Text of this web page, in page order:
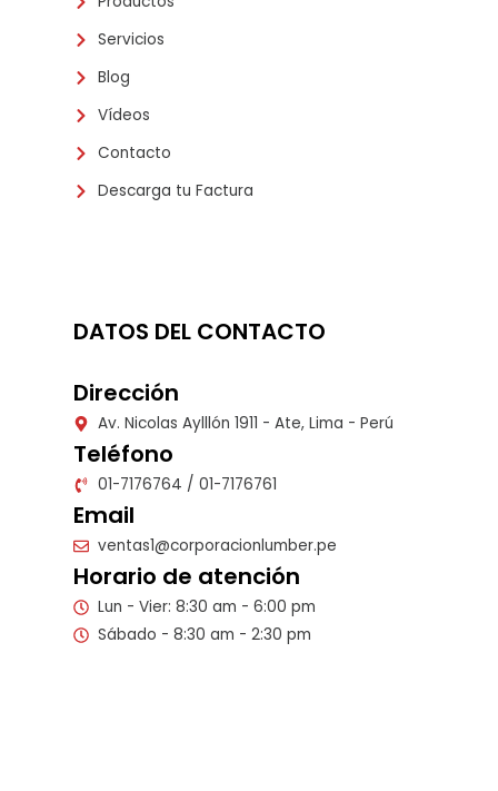
Servicios
Blog
Vídeos
Contacto
Descarga tu Factura
DATOS DEL CONTACTO
Dirección
Av. Nicolas Aylllón 1911 - Ate, Lima - Perú
Teléfono
01-7176764 / 01-7176761
Email
ventas1@corporacionlumber.pe
Horario de atención
Lun - Vier: 8:30 am - 6:00 pm
Sábado - 8:30 am - 2:30 pm